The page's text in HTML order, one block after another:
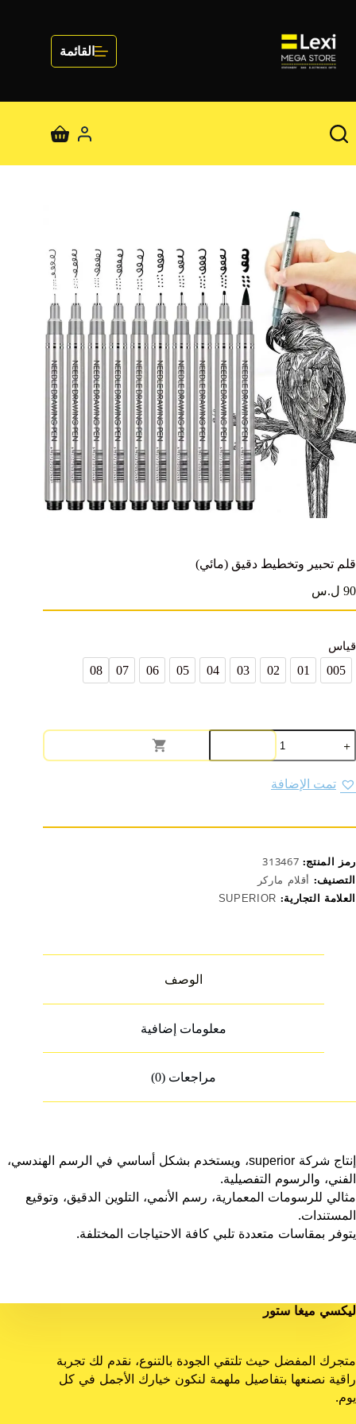
المحتوى
القائمة
عربة
قلم تحبير وتخطيط دقيق (مائي)
90 ل.س
قياس
005
01
02
03
04
05
06
07
08
كمية
قلم
تحبير
وتخطيط
دقيق
تمت الإضافة
رمز المنتج: 313467
التصنيف: أقلام ماركر
العلامة التجارية: SUPERIOR
الوصف
معلومات إضافية
مراجعات (0)
إنتاج شركة superior، ويستخدم بشكل أساسي في الرسم الهندسي،
الفني، والرسوم التفصيلية.
مثالي للرسومات المعمارية، رسم الأنمي، التلوين الدقيق، وتوقيع
المستندات.
يتوفر بمقاسات متعددة تلبي كافة الاحتياجات المختلفة.
ليكسي ميغا ستور
متجرك المفضل حيث تلتقي الجودة بالتنوع، نقدم لك تجربة
راقية نصنعها بتفاصيل ملهمة لنكون خيارك الأجمل في كل
يوم.